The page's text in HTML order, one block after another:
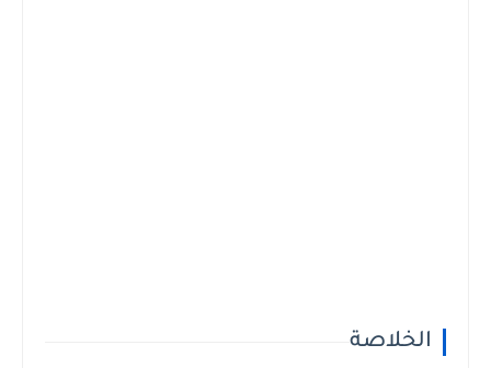
الخلاصة